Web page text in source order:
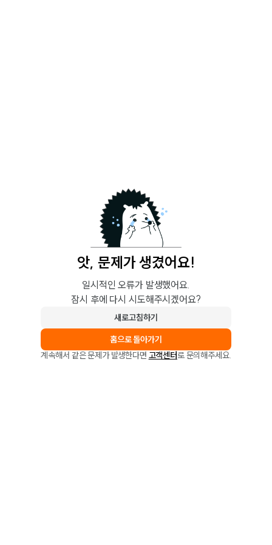
앗, 문제가 생겼어요!
일시적인 오류가 발생했어요.
잠시 후에 다시 시도해주시겠어요?
새로고침하기
홈으로 돌아가기
계속해서 같은 문제가 발생한다면 고객센터로 문의해주세요.